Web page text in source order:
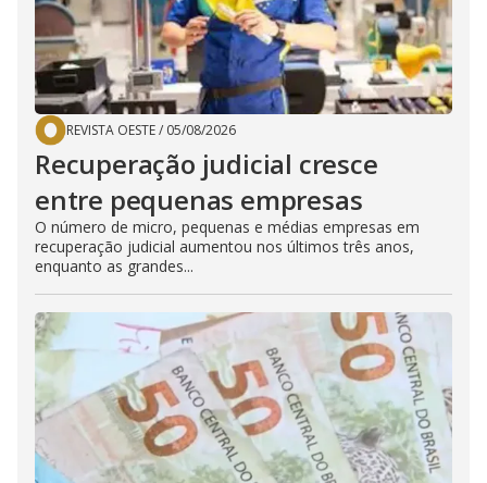
REVISTA OESTE/ 05/08/2026
Recuperação judicial cresce
entre pequenas empresas
O número de micro, pequenas e médias empresas em
recuperação judicial aumentou nos últimos três anos,
enquanto as grandes...